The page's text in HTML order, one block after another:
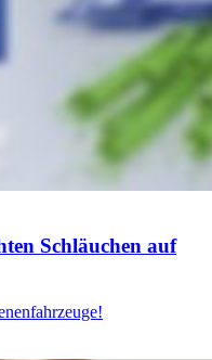
Schläuchen auf